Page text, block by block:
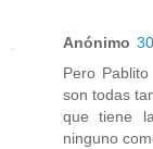
Anónimo
Pero
son todas
que tiene
ninguno